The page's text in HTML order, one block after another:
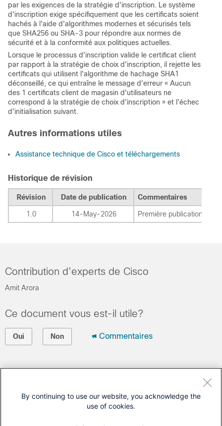
par les exigences de la stratégie d'inscription. Le système
d'inscription exige spécifiquement que les certificats soient
hachés à l'aide d'algorithmes modernes et sécurisés tels
que SHA256 ou SHA-3 pour répondre aux normes de
sécurité et à la conformité aux politiques actuelles.
Lorsque le processus d'inscription valide le certificat client
par rapport à la stratégie de choix d'inscription, il rejette les
certificats qui utilisent l'algorithme de hachage SHA1
déconseillé, ce qui entraîne le message d'erreur « Aucun
des 1 certificats client de magasin d'utilisateurs ne
correspond à la stratégie de choix d'inscription » et l'échec
d'initialisation suivant.
Autres informations utiles
Assistance technique de Cisco et téléchargements
Historique de révision
Révision Date de publication Commentaires
1.0 14-May-2026 Première publication
Contribution d’experts de Cisco
Amit Arora
Ce document vous est-il utile?
Oui Non Commentaires
Ouvrir un dossier d’assistance
contrat de service de Ciscoest requis)
By continuing to use our website, you acknowledge the
use of cookies.